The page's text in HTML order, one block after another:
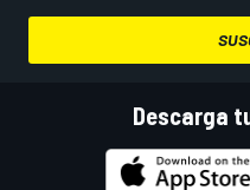
Descarga